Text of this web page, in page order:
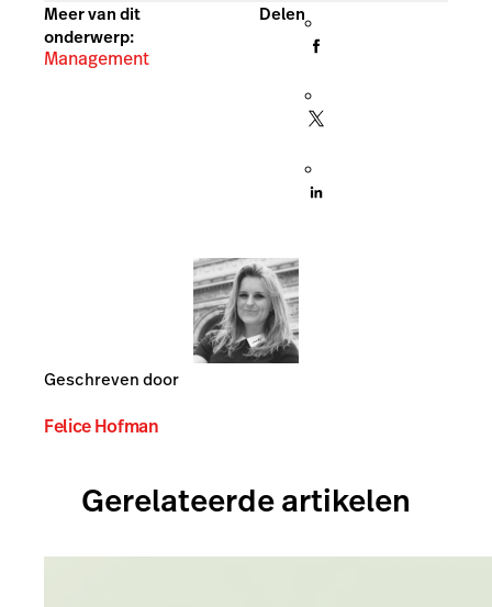
Meer van dit
onderwerp:
Management
Delen
Geschreven door
Felice Hofman
Gerelateerde artikelen